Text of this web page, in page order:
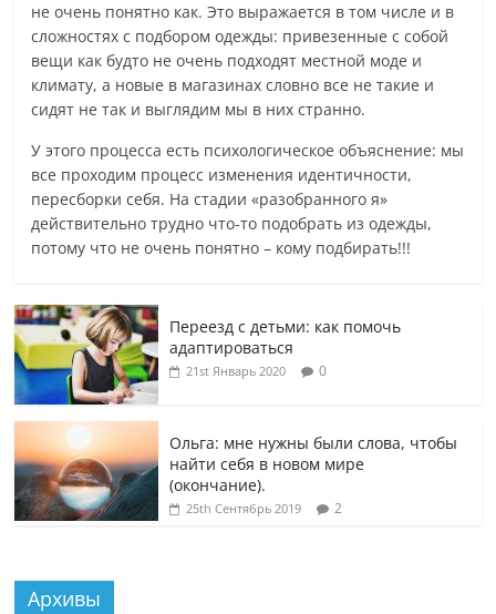
не очень понятно как. Это выражается в том числе и в
сложностях с подбором одежды: привезенные с собой
вещи как будто не очень подходят местной моде и
климату, а новые в магазинах словно все не такие и
сидят не так и выглядим мы в них странно.
У этого процесса есть психологическое объяснение: мы
все проходим процесс изменения идентичности,
пересборки себя. На стадии «разобранного я»
действительно трудно что-то подобрать из одежды,
потому что не очень понятно – кому подбирать!!!
Переезд с детьми: как помочь
адаптироваться
21st Январь 2020 0
Ольга: мне нужны были слова, чтобы
найти себя в новом мире
(окончание).
25th Сентябрь 2019 2
Архивы